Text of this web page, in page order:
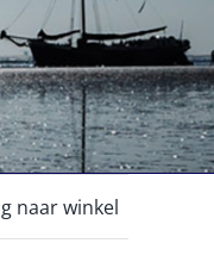
naar winkel